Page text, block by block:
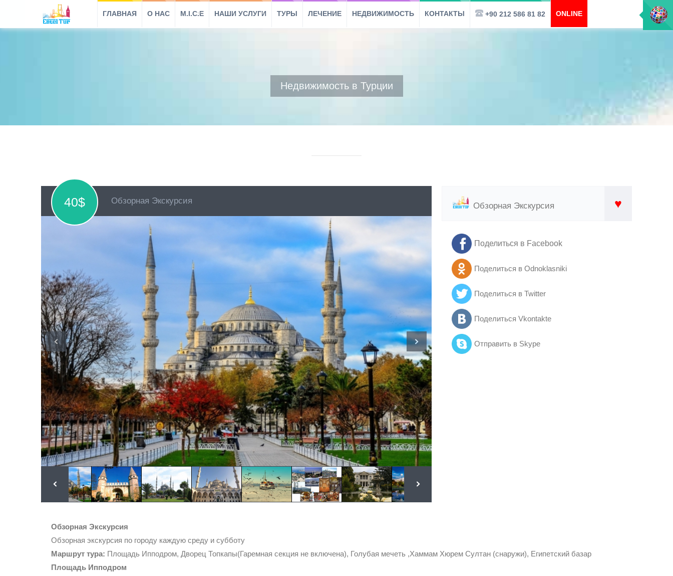
ГЛАВНАЯ O HAC M.I.C.E НАШИ УСЛУГИ ТУРЫ ЛЕЧЕНИЕ НЕДВИЖИМОСТЬ КОНТАКТЫ +90 212 586 81 82 ONLINE
Недвижимость в Турции
40$ Обзорная Экскурсия
Обзорная Экскурсия ♥
Поделиться в Facebook
Поделиться в Odnoklasniki
Поделиться в Twitter
Поделиться Vkontakte
Отправить в Skype
Обзорная Экскурсия
Обзорная экскурсия по городу каждую среду и субботу
Маршрут тура: Площадь Ипподром, Дворец Топкапы(Гаремная секция не включена), Голубая мечеть ,Хаммам Хюрем Султан (снаружи), Египетский базар
Площадь Ипподром